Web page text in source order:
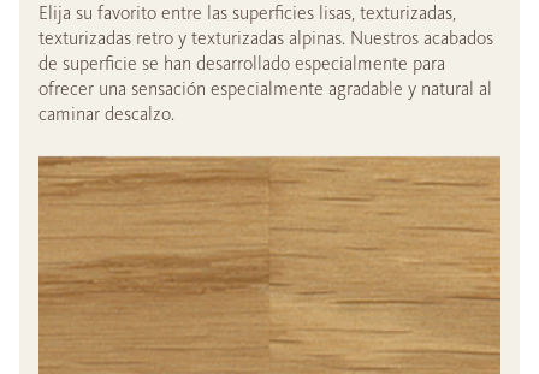
Elija su favorito entre las superficies lisas, texturizadas,
texturizadas retro y texturizadas alpinas. Nuestros acabados
de superficie se han desarrollado especialmente para
ofrecer una sensación especialmente agradable y natural al
caminar descalzo.